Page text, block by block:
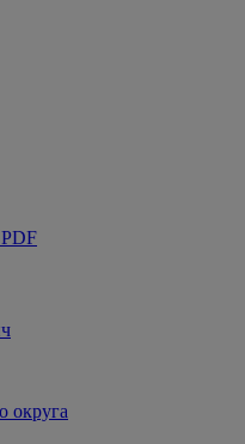
округа